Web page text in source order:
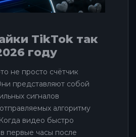
TikTok так
году
не просто счётчик
представляют собой
сигналов
алгоритму
видео быстро
первые часы после